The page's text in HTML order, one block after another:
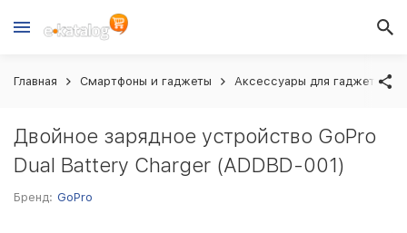
Главная Смартфоны и гаджеты Аксессуары для гаджетов
Двойное зарядное устройство GoPro
Dual Battery Charger (ADDBD-001)
Бренд: GoPro